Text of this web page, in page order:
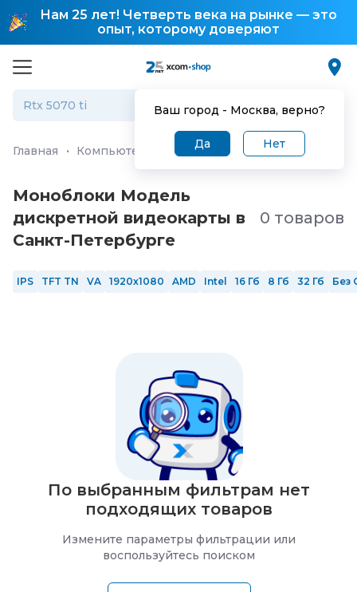
Нам 25 лет! Четверть века на рынке — это
опыт, которому доверяют
Ваш город - Москва, верно?
Да Нет
Главная · Компьютеры и ноутбуки Моноблоки
Моноблоки Модель
дискретной видеокарты в
Санкт-Петербургe
0 товаров
IPS TFT TN VA 1920x1080 AMD Intel 16 Гб 8 Гб 32 Гб Без
По выбранным фильтрам нет
подходящих товаров
Измените параметры фильтрации или
воспользуйтесь поиском